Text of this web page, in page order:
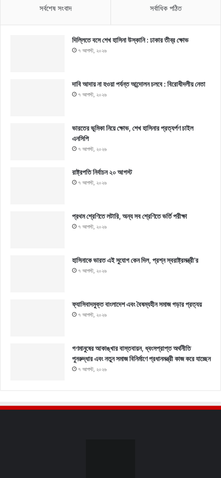
সর্বশেষ সংবাদ সর্বাধিক পঠিত
দিল্লিতে বসে শেখ হাসিনা উস্কানি : ঢাকার তীব্র ক্ষোভ
৭ আগস্ট, ২০২৬
দাবি আদায় না হওয়া পর্যন্ত আন্দোলন চলবে : বিরোধীদলীয় নেতা
৭ আগস্ট, ২০২৬
ভারতের ভূমিকা নিয়ে ক্ষোভ, শেখ হাসিনার প্রত্যর্পণ চাইল
এনসিপি
৭ আগস্ট, ২০২৬
রাষ্ট্রপতি নির্বাচন ২০ আগস্ট
৭ আগস্ট, ২০২৬
প্রথম শ্রেণিতে লটারি, অন্য সব শ্রেণিতে ভর্তি পরীক্ষা
৭ আগস্ট, ২০২৬
হাসিনাকে ভারত এই সুযোগ কেন দিল, প্রশ্ন স্বরাষ্ট্রমন্ত্রী’র
৭ আগস্ট, ২০২৬
ফ্যাসিবাদমুক্ত বাংলাদেশ এবং বৈষম্যহীন সমাজ গড়ার প্রত্যয়
৭ আগস্ট, ২০২৬
গণমানুষের আকাঙ্খার বাস্তবায়ন, ধ্বংসপ্রাপ্ত অর্থনীতি
পুনরুদ্ধার এবং নতুন সমাজ বিনির্মাণে প্রধানমন্ত্রী কাজ করে যাচ্ছেন
৭ আগস্ট, ২০২৬